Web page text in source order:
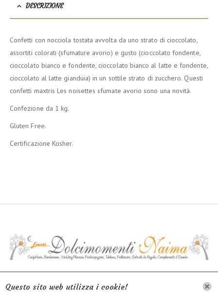
DESCRIZIONE
Confetti con nocciola tostata avvolta da uno strato di cioccolato,
assortiti colorati (sfumature avorio) e gusto (cioccolato fondente,
cioccolato bianco e fondente, cioccolato bianco al latte e fondente,
cioccolato al latte gianduia) in un sottile strato di zucchero. Questi
confetti maxtris Les noisettes sfumate avorio sono una novità.
Confezione da 1 kg.
Gluten Free.
Certificazione Kosher.
INFORMATIVA SUL TRATTAMENTO DEI DATI
Questo sito web utilizza i cookie!